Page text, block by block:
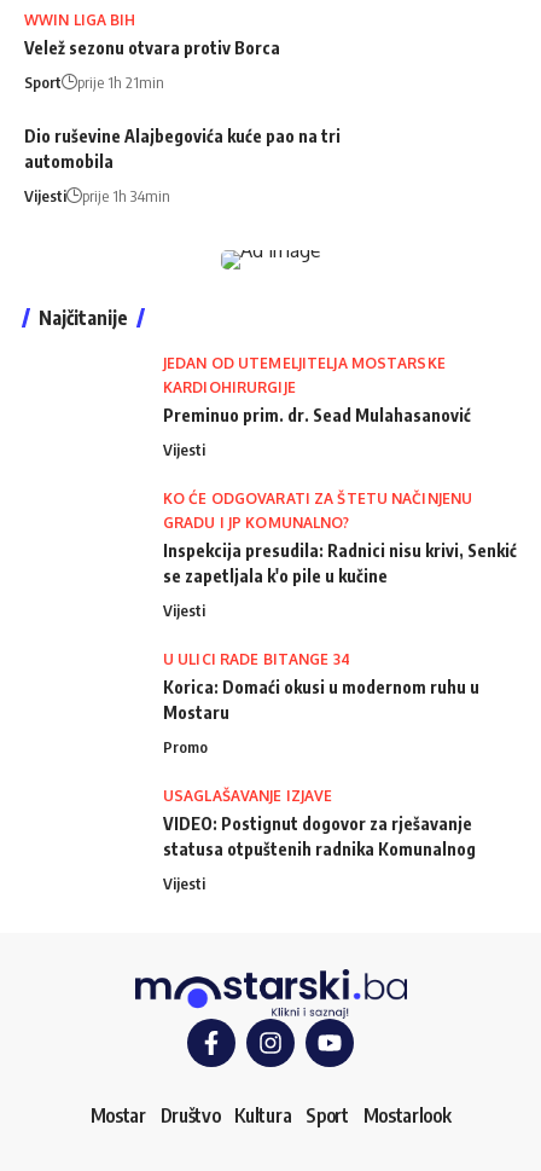
WWIN LIGA BIH
Velež sezonu otvara protiv Borca
Sport prije 1h 21min
Dio ruševine Alajbegovića kuće pao na tri
automobila
Vijesti prije 1h 34min
Najčitanije
JEDAN OD UTEMELJITELJA MOSTARSKE
KARDIOHIRURGIJE
Preminuo prim. dr. Sead Mulahasanović
Vijesti
KO ĆE ODGOVARATI ZA ŠTETU NAČINJENU
GRADU I JP KOMUNALNO?
Inspekcija presudila: Radnici nisu krivi, Senkić
se zapetljala k'o pile u kučine
Vijesti
U ULICI RADE BITANGE 34
Korica: Domaći okusi u modernom ruhu u
Mostaru
Promo
USAGLAŠAVANJE IZJAVE
VIDEO: Postignut dogovor za rješavanje
statusa otpuštenih radnika Komunalnog
Vijesti
Mostar Društvo Kultura Sport Mostarlook